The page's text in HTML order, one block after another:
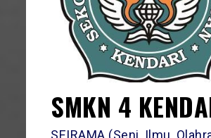
SMKN 4
SEIRAMA (Seni, Ilmu,